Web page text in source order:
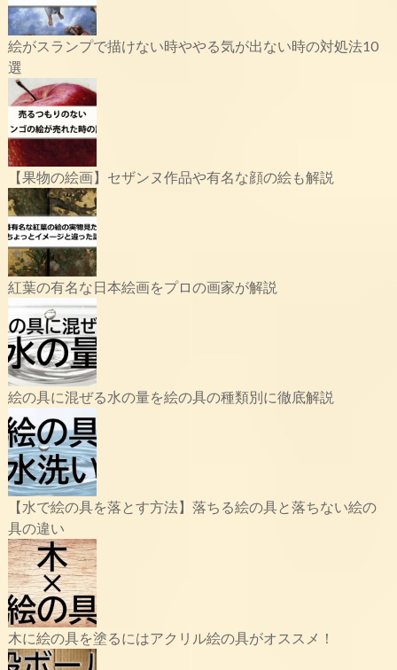
絵がスランプで描けない時ややる気が出ない時の対処法10
選
【果物の絵画】セザンヌ作品や有名な顔の絵も解説
紅葉の有名な日本絵画をプロの画家が解説
絵の具に混ぜる水の量を絵の具の種類別に徹底解説
【水で絵の具を落とす方法】落ちる絵の具と落ちない絵の
具の違い
木に絵の具を塗るにはアクリル絵の具がオススメ！